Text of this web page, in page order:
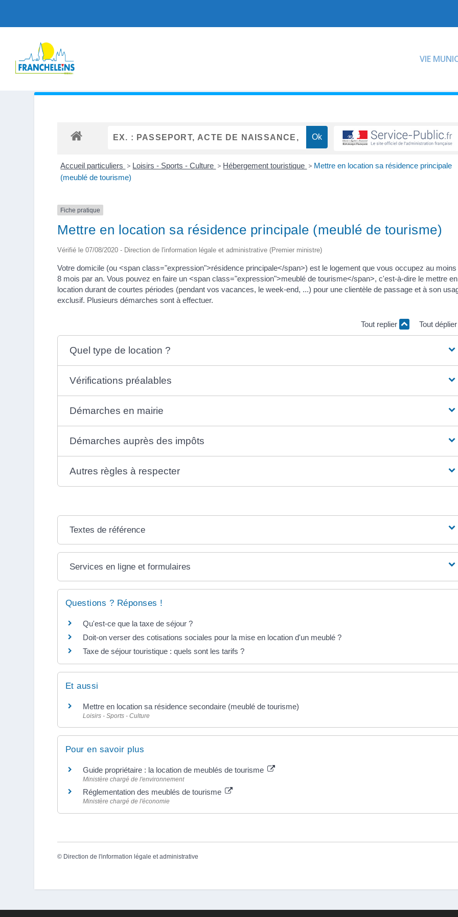
VIE
Accueil particuliers > Loisirs - Sports - Culture > Hébergement touristique > Mettre en location sa résidence principale
(meublé de tourisme)
Fiche pratique
Mettre en location sa résidence principale (meublé de tourisme)
Vérifié le 07/08/2020 - Direction de l'information légale et administrative (Premier ministre)
Votre domicile (ou <span class="expression">résidence principale</span>) est le logement que vous occupez au moins
8 mois par an. Vous pouvez en faire un <span class="expression">meublé de tourisme</span>, c'est-à-dire le mettre en
location durant de courtes périodes (pendant vos vacances, le week-end, ...) pour une clientèle de passage et à son
exclusif. Plusieurs démarches sont à effectuer.
Tout replier Tout
Quel type de location ?
Vérifications préalables
Démarches en mairie
Démarches auprès des impôts
Autres règles à respecter
Textes de référence
Services en ligne et formulaires
Questions ? Réponses !
Qu'est-ce que la taxe de séjour ?
Doit-on verser des cotisations sociales pour la mise en location d'un meublé ?
Taxe de séjour touristique : quels sont les tarifs ?
Et aussi
Mettre en location sa résidence secondaire (meublé de tourisme)
Loisirs - Sports - Culture
Pour en savoir plus
Guide propriétaire : la location de meublés de tourisme
Ministère chargé de l'environnement
Réglementation des meublés de tourisme
Ministère chargé de l'économie
© Direction de l'information légale et administrative